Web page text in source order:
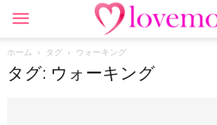
ホーム タグ ウォーキング
タグ: ウォーキング